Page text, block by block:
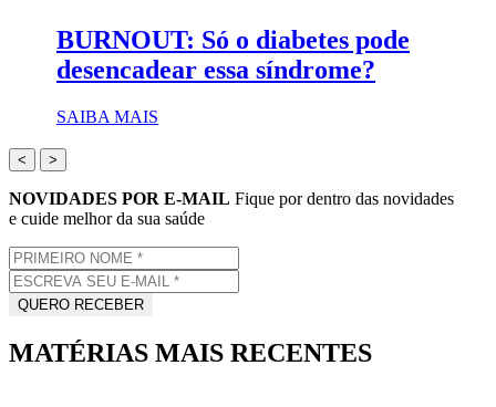
BURNOUT: Só o diabetes pode
desencadear essa síndrome?
SAIBA MAIS
< >
NOVIDADES POR E-MAIL Fique por dentro das novidades
e cuide melhor da sua saúde
MATÉRIAS MAIS RECENTES